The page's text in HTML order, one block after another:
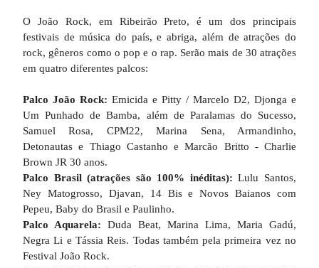
O João Rock, em Ribeirão Preto, é um dos principais
festivais de música do país, e abriga, além de atrações do
rock, gêneros como o pop e o rap. Serão mais de 30 atrações
em quatro diferentes palcos:
Palco João Rock: Emicida e Pitty / Marcelo D2, Djonga e
Um Punhado de Bamba, além de Paralamas do Sucesso,
Samuel Rosa, CPM22, Marina Sena, Armandinho,
Detonautas e Thiago Castanho e Marcão Britto - Charlie
Brown JR 30 anos.
Palco Brasil (atrações são 100% inéditas): Lulu Santos,
Ney Matogrosso, Djavan, 14 Bis e Novos Baianos com
Pepeu, Baby do Brasil e Paulinho.
Palco Aquarela: Duda Beat, Marina Lima, Maria Gadú,
Negra Li e Tássia Reis. Todas também pela primeira vez no
Festival João Rock.